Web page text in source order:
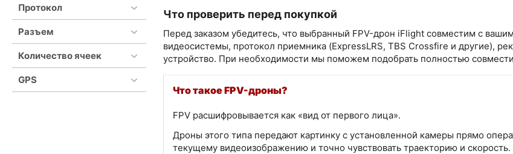
Протокол
Разъем
Количество ячеек
GPS
Что проверить перед покупкой
Перед заказом убедитесь, что выбранный FPV-дрон iFlight совместим с
видеосистемы, протокол приемника (ExpressLRS, TBS Crossfire и другие),
устройство. При необходимости мы поможем подобрать полностью
Что такое FPV-дроны?
FPV расшифровывается как «вид от первого лица».
Дроны этого типа передают картинку с установленной камеры прямо
текущему видеоизображению и точно чувствовать траекторию и